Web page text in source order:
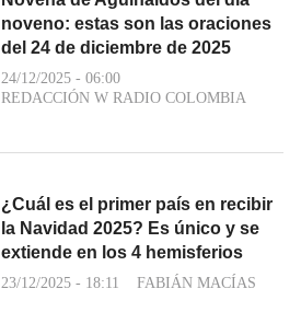
noveno: estas son las oraciones
del 24 de diciembre de 2025
24/12/2025 - 06:00
REDACCIÓN W RADIO COLOMBIA
¿Cuál es el primer país en recibir
la Navidad 2025? Es único y se
extiende en los 4 hemisferios
23/12/2025 - 18:11 FABIÁN MACÍAS